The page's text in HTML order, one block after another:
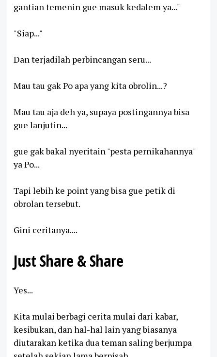
gantian temenin gue masuk kedalem ya..."
"Siap..."
Dan terjadilah perbincangan seru...
Mau tau gak Po apa yang kita obrolin...?
Mau tau aja deh ya, supaya postingannya bisa
gue lanjutin...
gue gak bakal nyeritain "pesta pernikahannya"
ya Po...
Tapi lebih ke point yang bisa gue petik di
obrolan tersebut.
Gini ceritanya....
Just Share & Share
Yes...
Kita mulai berbagi cerita mulai dari kabar,
kesibukan, dan hal-hal lain yang biasanya
diutarakan ketika dua teman saling berjumpa